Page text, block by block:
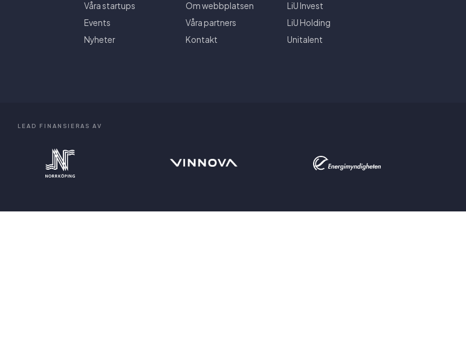
Våra startups
Events
Nyheter
Om webbplatsen
Våra partners
Kontakt
LiU Invest
LiU Holding
Unitalent
LEAD FINANSIERAS AV